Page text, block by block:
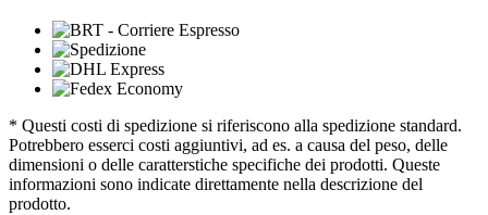
* Questi costi di spedizione si riferiscono alla spedizione standard.
Potrebbero esserci costi aggiuntivi, ad es. a causa del peso, delle
dimensioni o delle caratterstiche specifiche dei prodotti. Queste
informazioni sono indicate direttamente nella descrizione del
prodotto.